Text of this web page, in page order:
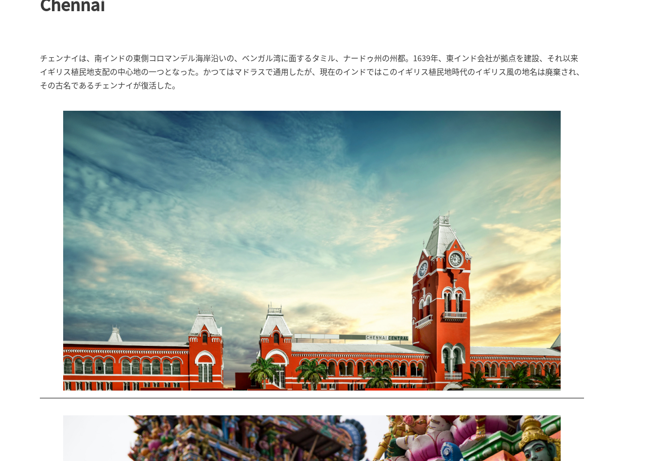
チェンナイは、南インドの東側コロマンデル海岸沿いの、ベンガル湾に面するタミル、ナードゥ州の州都。​1639年、東インド会社が拠点を建設、それ以来
イギリス植民地支配の中心地の一つとなった。かつてはマドラスで通用したが、現在のインドではこのイギリス植民地時代のイギリス風の地名は廃棄され、
その古名であるチェンナイが復活した。